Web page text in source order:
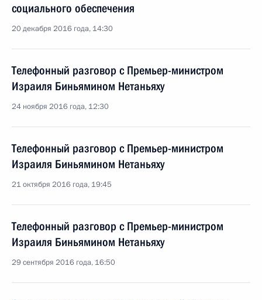
социального обеспечения
20 декабря 2016 года, 14:30
Телефонный разговор с Премьер-министром
Израиля Биньямином Нетаньяху
24 ноября 2016 года, 12:30
Телефонный разговор с Премьер-министром
Израиля Биньямином Нетаньяху
21 октября 2016 года, 19:45
Телефонный разговор с Премьер-министром
Израиля Биньямином Нетаньяху
29 сентября 2016 года, 16:50